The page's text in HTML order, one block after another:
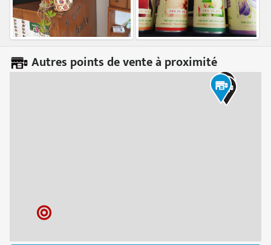
Autres points de vente à proximité